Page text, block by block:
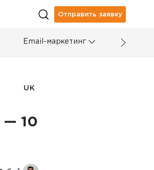
Отправить заявку
Email-маркетинг
UK
— 10